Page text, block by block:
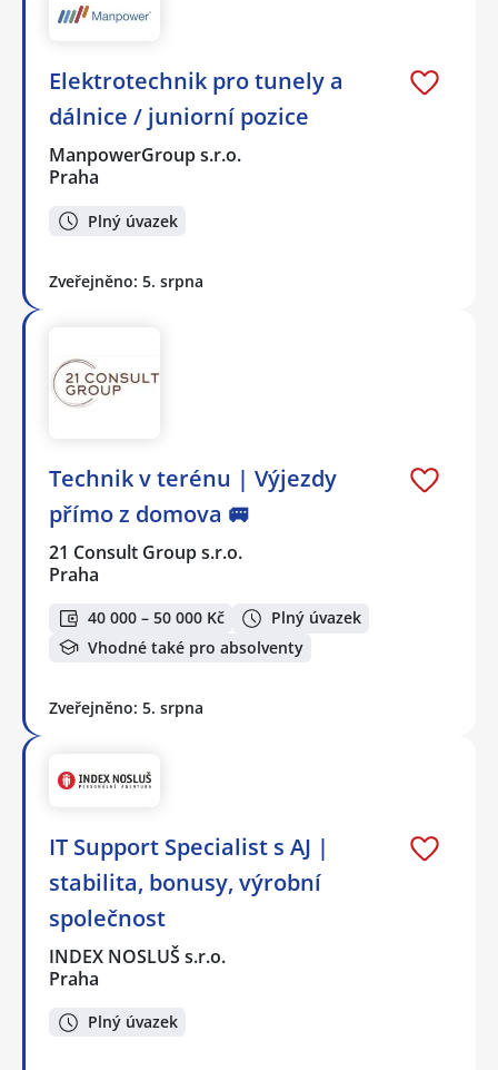
Elektrotechnik pro tunely a
dálnice / juniorní pozice
ManpowerGroup s.r.o.
Praha
Plný úvazek
Zveřejněno: 5. srpna
Technik v terénu | Výjezdy
přímo z domova 🚐
21 Consult Group s.r.o.
Praha
40 000 – 50 000 Kč
Plný úvazek
Vhodné také pro absolventy
Zveřejněno: 5. srpna
IT Support Specialist s AJ |
stabilita, bonusy, výrobní
společnost
INDEX NOSLUŠ s.r.o.
Praha
Plný úvazek